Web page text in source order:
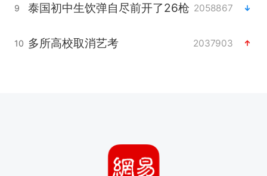
9 泰国初中生饮弹自尽前开了26枪 2058867
10 多所高校取消艺考 2037903